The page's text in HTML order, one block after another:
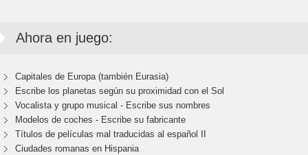
Ahora en juego:
Capitales de Europa (también Eurasia)
Escribe los planetas según su proximidad con el Sol
Vocalista y grupo musical - Escribe sus nombres
Modelos de coches - Escribe su fabricante
Títulos de películas mal traducidas al español II
Ciudades romanas en Hispania